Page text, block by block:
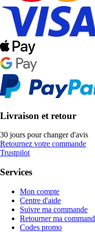
Livraison et retour
30 jours pour changer d'avis
Retournez votre commande
Trustpilot
Services
Mon compte
Centre d'aide
Suivre ma commande
Retourner ma
Codes promo